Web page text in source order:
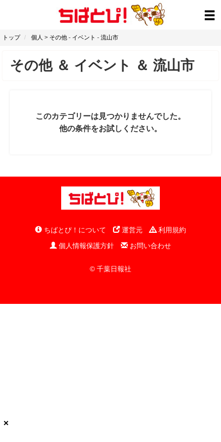
トップ 個人 > その他 - イベント - 流山市
その他＆ イベント ＆ 流山市
このカテゴリーは見つかりませんでした。
他の条件をお試しください。
ちばとぴ！について 運営元
利用規約
個人情報保護方針
お問い合わせ
© 千葉日報社
×